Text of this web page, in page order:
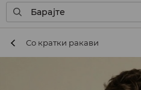
Барајте
Со кратки ракави